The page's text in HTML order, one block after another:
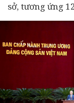
sở, tương ứng